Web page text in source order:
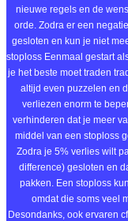
nieuwe regels en de
orde. Zodra er een
gesloten en kun je niet meer verlies
stoploss Eenmaal gestart als cfd trader loop je vast tegen vragen aan van hoe
je het beste moet traden
altijd even puzzelen en
verliezen enorm te
verhinderen dat je meer
middel van een stoploss
Zodra je 5% verlies wilt
difference) gesloten en
pakken. Een stoploss
omdat die soms veel
Desondanks, ook ervaren